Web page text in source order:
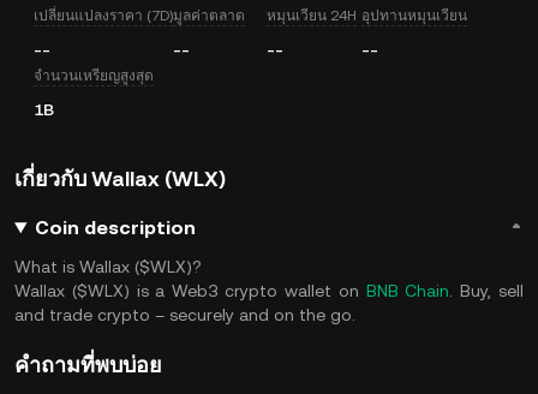
เปลี่ยนแปลงราคา (7D)
--
มูลค่าตลาด
--
หมุนเวียน 24H
--
อุปทานหมุนเวียน
--
จำนวนเหรียญสูงสุด
1B
เกี่ยวกับ Wallax (WLX)
Coin description
What is Wallax ($WLX)?
Wallax ($WLX) is a Web3 crypto wallet on BNB Chain . Buy, sell
and trade crypto – securely and on the go.
คำถามที่พบบ่อย